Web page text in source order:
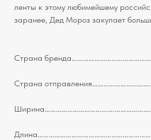
ленты к этому любимейшему
заранее, Дед Мороз закупает
Страна
Страна